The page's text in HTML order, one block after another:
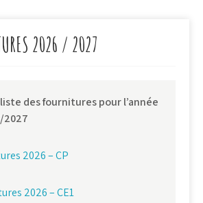
2026 / 2027
des fournitures pour l’année
2027
2026 – CP
2026 – CE1